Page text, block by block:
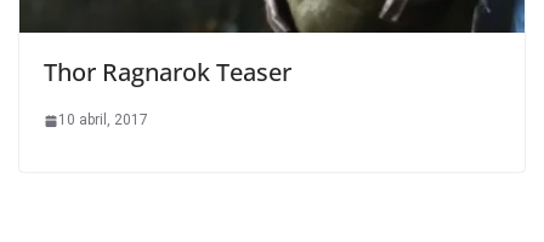
Thor Ragnarok Teaser
10 abril, 2017